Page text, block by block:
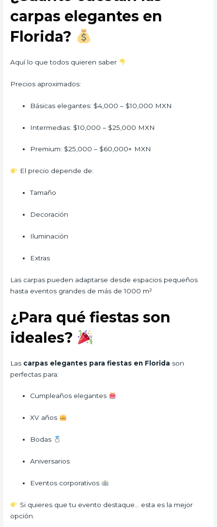
carpas elegantes en
Florida?
Aquí lo que todos quieren saber
Precios aproximados:
Básicas elegantes: $4,000 – $10,000 MXN
Intermedias: $10,000 – $25,000 MXN
Premium: $25,000 – $60,000+ MXN
El precio depende de:
Tamaño
Decoración
Iluminación
Extras
Las carpas pueden adaptarse desde espacios pequeños
hasta eventos grandes de más de 1000 m²
¿Para qué fiestas son
ideales?
Las carpas elegantes para fiestas en Florida son
perfectas para:
Cumpleaños elegantes
XV años
Bodas
Aniversarios
Eventos corporativos
Si quieres que tu evento destaque… esta es la mejor
opción.